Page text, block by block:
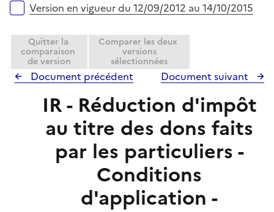
e
r
Version en vigueur du 12/09/2012 au 14/10/2015
Quitter la
comparaison
de version
Comparer les deux
versions
sélectionnées
Document précédent Document suivant
IR - Réduction d'impôt
au titre des dons faits
par les particuliers -
Conditions
d'application -